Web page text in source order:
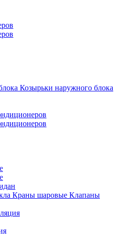
Козырьки наружного блока
Краны шаровые Клапаны